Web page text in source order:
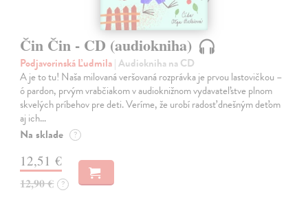
Čin Čin - CD (audiokniha)
Podjavorinská Ľudmila| Audiokniha na CD
A je to tu! Naša milovaná veršovaná rozprávka je prvou lastovičkou –
ó pardon, prvým vrabčiakom v audioknižnom vydavateľstve plnom
skvelých príbehov pre deti. Veríme, že urobí radosť dnešným deťom
aj ich…
Na sklade ?
12,51 €
12,90 € ?